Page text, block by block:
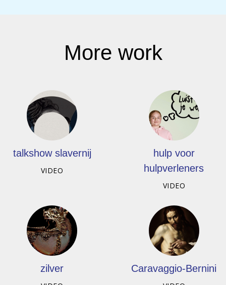
More work
talkshow slavernij
VIDEO
hulp voor
hulpverleners
VIDEO
zilver Caravaggio-Bernini